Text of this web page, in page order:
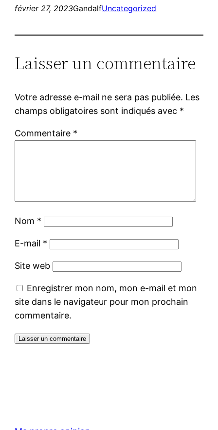
février 27, 2023GandalfUncategorized
Laisser un commentaire
Votre adresse e-mail ne sera pas publiée. Les
champs obligatoires sont indiqués avec *
Commentaire *
Nom *
E-mail *
Site web
Enregistrer mon nom, mon e-mail et mon
site dans le navigateur pour mon prochain
commentaire.